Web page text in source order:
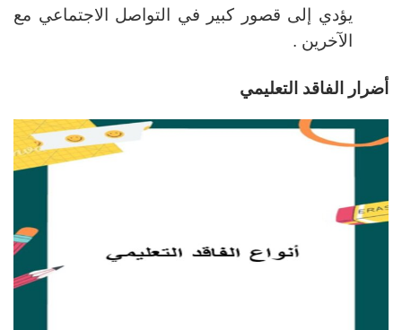
يؤدي إلى قصور كبير في التواصل الاجتماعي مع
الآخرين .
أضرار الفاقد التعليمي